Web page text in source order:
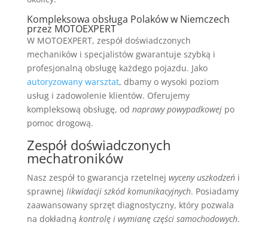
Kompleksowa obsługa Polaków w Niemczech
przez MOTOEXPERT
W MOTOEXPERT, zespół doświadczonych
mechaników i specjalistów gwarantuje szybką i
profesjonalną obsługę każdego pojazdu. Jako
autoryzowany warsztat, dbamy o wysoki poziom
usług i zadowolenie klientów. Oferujemy
kompleksową obsługę, od naprawy powypadkowejpo
pomoc drogową.
Zespół doświadczonych
mechatroników
Nasz zespół to gwarancja rzetelnej wyceny uszkodzeńi
sprawnej likwidacji szkód komunikacyjnych. Posiadamy
zaawansowany sprzęt diagnostyczny, który pozwala
na dokładną kontrolę i wymianę części samochodowych.